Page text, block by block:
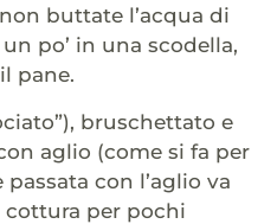
buttate l’acqua di
po’ in una scodella,
pane.
bruschettato e
aglio (come si fa per
con l’aglio va
cottura per pochi